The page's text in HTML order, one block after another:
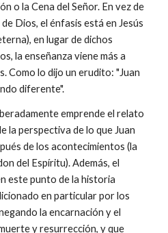
o la Cena del Señor. En vez de
Dios, el énfasis está en Jesús
en lugar de dichos
la enseñanza viene más a
Como lo dijo un erudito: "Juan
diferente".
emprende el relato
la perspectiva de lo que Juan
de los acontecimientos (la
del Espíritu). Además, el
este punto de la historia
en particular por los
la encarnación y el
y resurrección, y que